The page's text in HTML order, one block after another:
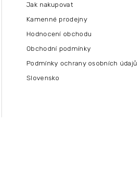
Jak nakupovat
Kamenné prodejny
Hodnocení obchodu
Obchodní podmínky
Podmínky ochrany osobních údajů
Slovensko